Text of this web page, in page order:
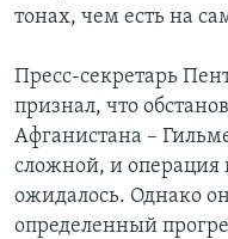
Языки
тонах, чем есть на
Пресс-секретарь
признал, что
Афганистана –
сложной, и операция
ожидалось. Однако
определенный